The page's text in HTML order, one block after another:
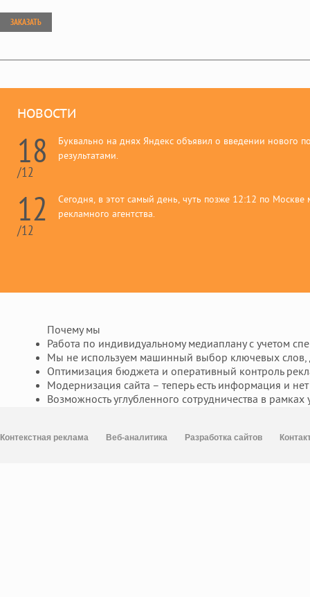
ЗАКАЗАТЬ
НОВОСТИ
18
/12
Буквально на днях Яндекс объявил о введении нового
результатами.
12
/12
Сегодня, в этот самый день, чуть позже 12:12 по Москве
рекламного агентства.
Почему мы
Работа по индивидуальному медиаплану с учетом
Мы не используем машинный выбор ключевых слов,
Оптимизация бюджета и оперативный контроль
Модернизация сайта – теперь есть информация и
Возможность углубленного сотрудничества в
Контекстная реклама Веб-аналитика Разработка сайтов